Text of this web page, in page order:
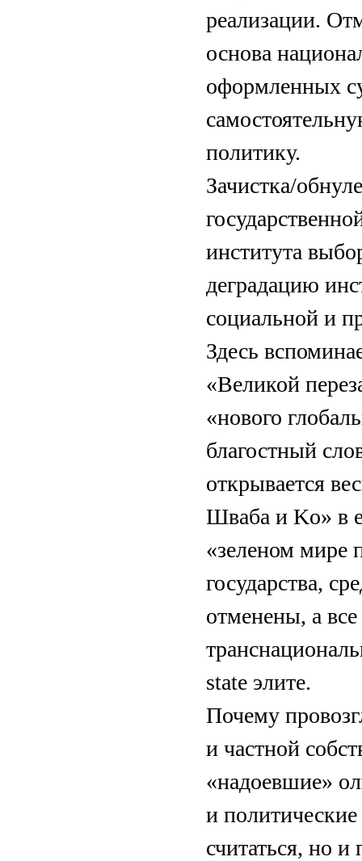
реализации.
основа
оформленных
политику.
Зачистка/
института
деградацию
социальной и
Здесь
«Великой
«нового
благостный
открывается
Шваба и Ko» в
«зеленом мире
государства,
отменены, а
state элите.
Почему
и частной
«надоевшие»
и
считаться, но и